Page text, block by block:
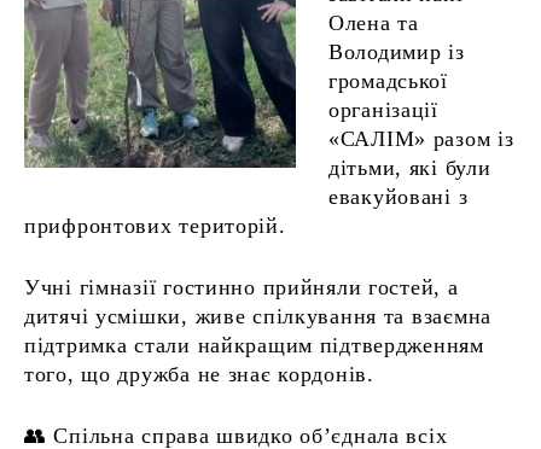
Олена та
Володимир із
громадської
організації
«САЛІМ» разом із
дітьми, які були
евакуйовані з
прифронтових територій.
Учні гімназії гостинно прийняли гостей, а
дитячі усмішки, живе спілкування та взаємна
підтримка стали найкращим підтвердженням
того, що дружба не знає кордонів.
👥 Спільна справа швидко об’єднала всіх